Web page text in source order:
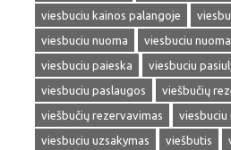
viesbuciu kainos palangoje
viesbuciu nuoma
viesbuciu
viesbuciu paieska
viesbuciu
viesbuciu paslaugos
viešbučių
viešbučių rezervavimas
viesbuciu
viesbuciu uzsakymas
viešbutis